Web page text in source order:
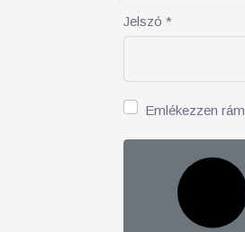
Jelszó *
Emlékezzen rám